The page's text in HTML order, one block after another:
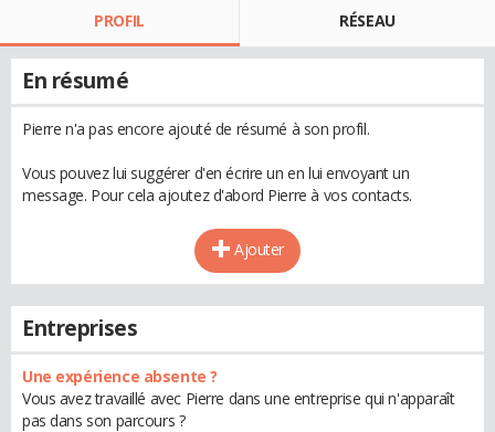
PROFIL RÉSEAU
En résumé
Pierre n'a pas encore ajouté de résumé à son profil.
Vous pouvez lui suggérer d'en écrire un en lui envoyant un
message. Pour cela ajoutez d'abord Pierre à vos contacts.
Ajouter
Entreprises
Une expérience absente ?
Vous avez travaillé avec Pierre dans une entreprise qui n'apparaît
pas dans son parcours ?